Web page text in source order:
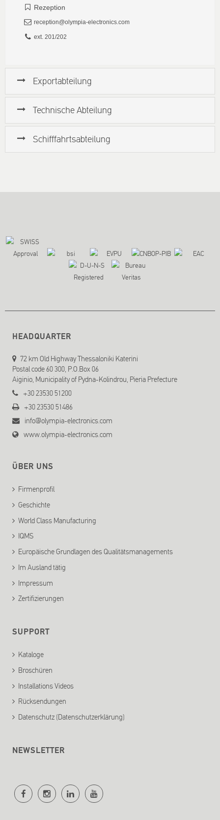
Rezeption
reception@olympia-electronics.com
ext. 201/202
Exportabteilung
Technische Abteilung
Schifffahrtsabteilung
HEADQUARTER
72 km Old Highway Thessaloniki Katerini
Postal code 60 300, P.O.Box 06
Aiginio, Municipality of Pydna-Kolindrou, Pieria Prefecture
+30 23530 51200
+30 23530 51486
info@olympia-electronics.com
www.olympia-electronics.com
ÜBER UNS
Firmenprofil
Geschichte
World Class Manufacturing
IQMS
Europäische Grundlagen des Qualitätsmanagements
Im Ausland tätig
Impressum
Zertifizierungen
SUPPORT
Kataloge
Broschüren
Installations Videos
Rücksendungen
Datenschutz (Datenschutzerklärung)
NEWSLETTER